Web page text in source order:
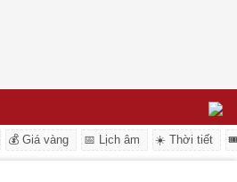
💰 Giá vàng 📅 Lịch âm ☀️ Thời tiết